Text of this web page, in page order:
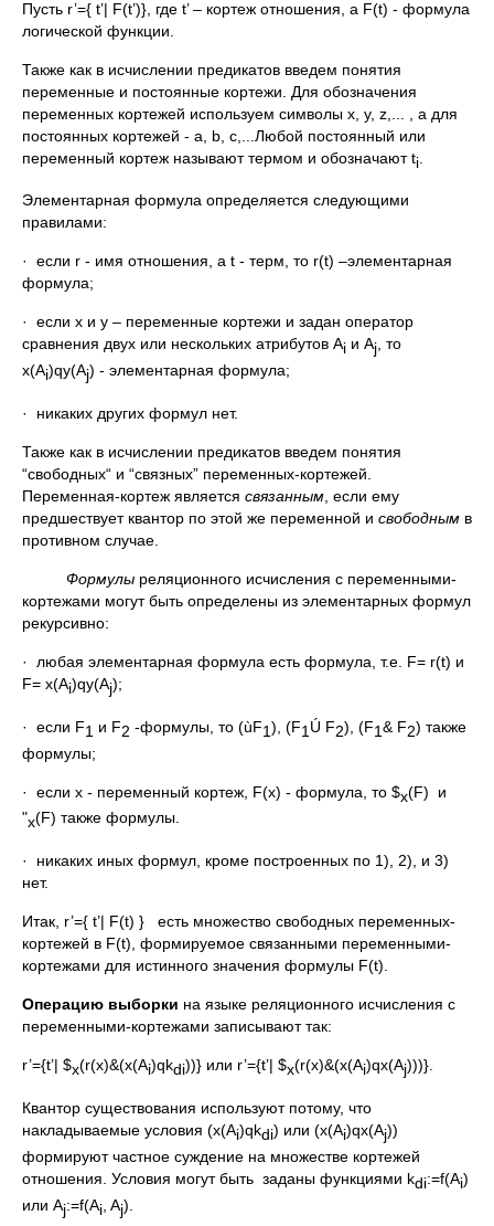
Пусть r’={ t’| F(t’)}, где t’ – кортеж отношения, а F(t) - формула
логической функции.
Также как в исчислении предикатов введем понятия
переменные и постоянные кортежи. Для обозначения
перемен­ных кортежей используем символы x, y, z,... , а для
постоянных кортежей - a, b, c,...Любой постоянный или
переменный кортеж называют термом и обозначают ti
Элементарная формула определяется следующими
правилами:
· если r - имя отношения, а t - терм, то r(t) –элементарная
формула;
· если x и y – переменные кортежи и задан оператор
сравнения двух или нескольких атрибутов Ai и Aj, то
x(Ai)qy(Aj) - элементарная формула;
· никаких других формул нет.
Также как в исчислении предикатов введем понятия
“свободных“ и “связных” переменных-кортежей.
Переменная-кортеж является связанным , если ему
предшествует квантор по этой же переменной и свободным в
противном случае.
Формулы реляционного исчисления с переменными-
кортежами могут быть определены из элементарных формул
рекурсивно:
· любая элементарная формула есть формула, т.е. F= r(t) и
F= x(Ai)qy(Aj);
· если F1 и F2 -формулы, то (ùF1), (F1 Ú F2), (F1& F2) также
формулы;
· если x - переменный кортеж, F(x) - формула, то $x(F) и
"x(F) также формулы.
· никаких иных формул, кроме построенных по 1), 2), и 3)
нет.
Итак, r’={ t’| F(t) } есть множество свободных переменных-
кортежей в F(t), формируемое связанными переменными-
кортежами для истинного значения формулы F(t).
Операцию выборки на языке реляционного исчисления с
переменными-кортежами записывают так:
r’={t’| $x(r(x)&(x(Ai)qkdi))} или r’={t’| $x(r(x)&(x(Ai)qx(Aj)))}.
Квантор существования используют потому, что
накладываемые условия (x(Ai)qkdi) или (x(Ai)qx(Aj))
формируют частное суждение на множестве кортежей
отношения. Условия могут быть заданы функциями kdi:=f(Ai)
или Aj:=f(Ai , Aj).